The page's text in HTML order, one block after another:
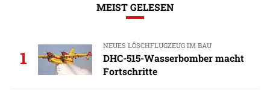
MEIST GELESEN
1
NEUES LÖSCHFLUGZEUG IM BAU
DHC-515-Wasserbomber macht
Fortschritte